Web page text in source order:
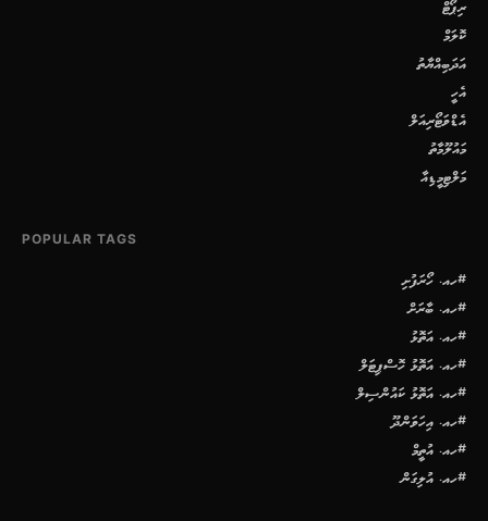
ރިޕޯޓް
ކޮލަމް
އަދަބިއްޔާތު
އެހީ
އެޑްވަޓޯރިއަލް
މައުލޫމާތު
މަލްޓިމީޑިއާ
POPULAR TAGS
#ހއ. ހޯރަފުށި
#ހއ. ބާރަށް
#ހއ. އަތޮޅު
#ހއ. އަތޮޅު ހޮސްޕިޓަލް
#ހއ. އަތޮޅު ކައުންސިލް
#ހއ. އިހަވަންދޫ
#ހއ. އުތީމް
#ހއ. އުލިގަން